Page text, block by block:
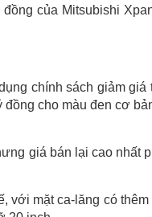
của Mitsubishi
chính sách giảm giá
đồng cho màu đen cơ
giá bán lại cao nhất
với mặt ca-lăng có thêm